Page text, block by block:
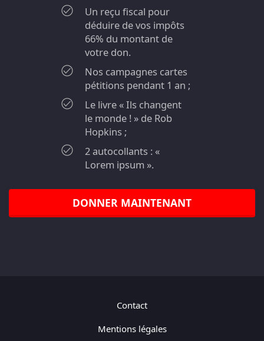
Un reçu fiscal pour
déduire de vos impôts
66% du montant de
votre don.
Nos campagnes cartes
pétitions pendant 1 an ;
Le livre « Ils changent
le monde ! » de Rob
Hopkins ;
2 autocollants : «
Lorem ipsum ».
DONNER MAINTENANT
Contact
Mentions légales